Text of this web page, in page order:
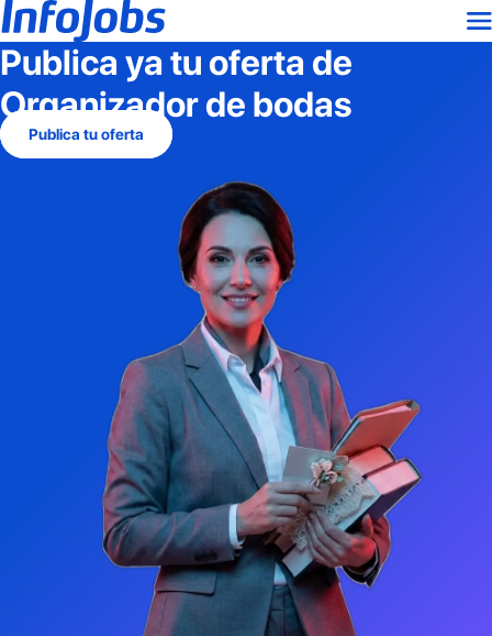
Publica ya tu oferta de
Organizador de bodas
Publica tu oferta